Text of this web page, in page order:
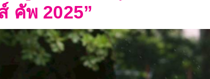
คัพ 2025”